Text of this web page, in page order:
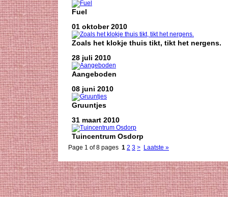
Fuel
01 oktober 2010
Zoals het klokje thuis tikt, tikt het nergens.
28 juli 2010
Aangeboden
08 juni 2010
Gruuntjes
31 maart 2010
Tuincentrum Osdorp
Page 1 of 8 pages 1 2 3 > Laatste »